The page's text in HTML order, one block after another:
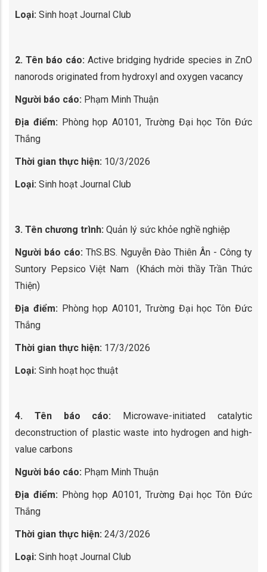
Loại: Sinh hoạt Journal Club
2. Tên báo cáo: Active bridging hydride species in ZnO
nanorods originated from hydroxyl and oxygen vacancy
Người báo cáo: Phạm Minh Thuận
Địa điểm: Phòng họp A0101, Trường Đại học Tôn Đức
Thắng
Thời gian thực hiện: 10/3/2026
Loại: Sinh hoạt Journal Club
3. Tên chương trình: Quản lý sức khỏe nghề nghiệp
Người báo cáo: ThS.BS. Nguyễn Đào Thiên Ân - Công ty
Suntory Pepsico Việt Nam (Khách mời thầy Trần Thức
Thiện)
Địa điểm: Phòng họp A0101, Trường Đại học Tôn Đức
Thắng
Thời gian thực hiện: 17/3/2026
Loại: Sinh hoạt học thuật
4. Tên báo cáo: Microwave-initiated catalytic
deconstruction of plastic waste into hydrogen and high-
value carbons
Người báo cáo: Phạm Minh Thuận
Địa điểm: Phòng họp A0101, Trường Đại học Tôn Đức
Thắng
Thời gian thực hiện: 24/3/2026
Loại: Sinh hoạt Journal Club